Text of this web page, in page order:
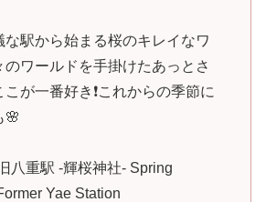
な駅から始まる桜のキレイなワ
のワールドを手掛けたあっとさ
が一番好き❗これからの季節に
🌸
八重駅 -輝桜神社- Spring
Yae Station